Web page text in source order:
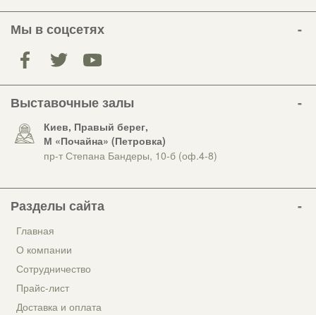
Мы в соцсетях
Выставочные залы
Киев, Правый берег,
М «Почайна» (Петровка)
пр-т Степана Бандеры, 10-б (оф.4-8)
Разделы сайта
Главная
О компании
Сотрудничество
Прайс-лист
Доставка и оплата